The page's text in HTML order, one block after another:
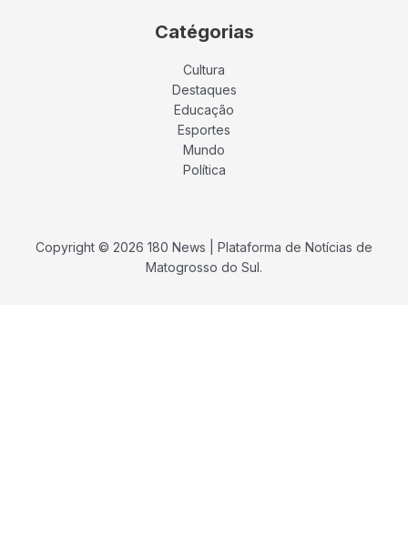
Catégorias
Cultura
Destaques
Educação
Esportes
Mundo
Política
Copyright © 2026 180 News | Plataforma de Notícias de
Matogrosso do Sul.